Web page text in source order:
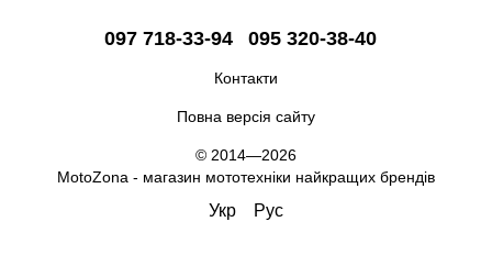
097 718-33-94 095 320-38-40
Контакти
Повна версія сайту
© 2014—2026
MotoZona - магазин мототехніки найкращих брендів
Укр Рус